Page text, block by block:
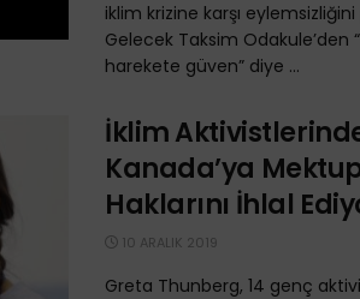
iklim krizine karşı
Gelecek Taksim Odakule’den
harekete güven” diye ...
İklim
Kanada’ya
Haklarını İhlal
10 ARALIK 2019
Greta Thunberg, 14 genç